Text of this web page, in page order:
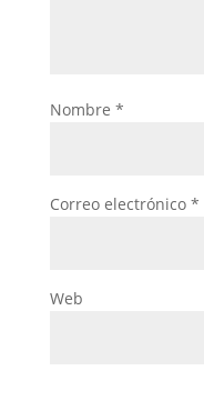
Nombre *
Correo electrónico *
Web